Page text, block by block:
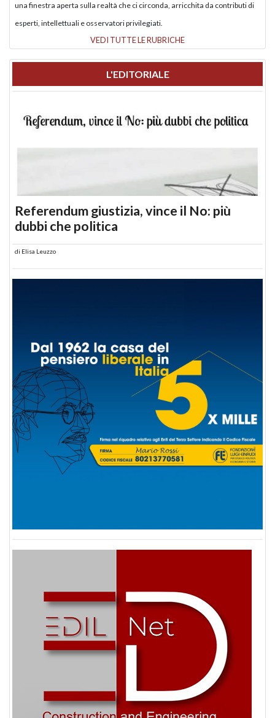
una finestra aperta sulla realtà che ci circonda, arricchita da contributi di
esperti, intellettuali e osservatori privilegiati.
VEDI TUTTE LE RUBRICHE
L'EDITORIALE
Referendum giustizia, vince il No: più
dubbi che politica
di Elisa Leuzzo